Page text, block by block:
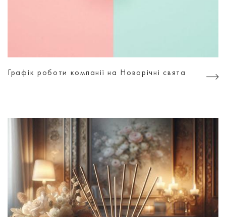
Графік роботи компанії на Новорічні свята